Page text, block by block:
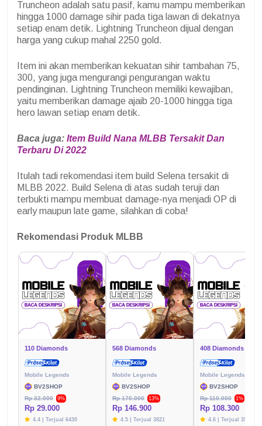
Truncheon adalah satu pasif, kamu mampu memberikan
hingga 1000 damage sihir pada tiga lawan di dekatnya
setiap enam detik. Lightning Truncheon dijual dengan
harga yang cukup mahal 2250 gold.
Item ini akan memberikan kekuatan sihir tambahan 75,
300, yang juga mengurangi pengurangan waktu
pendinginan. Lightning Truncheon memiliki kewajiban,
yaitu memberikan damage ajaib 20-1000 hingga tiga
hero lawan setiap enam detik.
Baca juga: Item Build Nana MLBB Tersakit Dan
Terbaru Di 2022
Itulah tadi rekomendasi item build Selena tersakit di
MLBB 2022. Build Selena di atas sudah teruji dan
terbukti mampu membuat damage-nya menjadi OP di
early maupun late game, silahkan di coba!
Rekomendasi Produk MLBB
110 Diamonds
Mobile Legends
BV2SHOP
Rp 32.000
9%
Rp 29.000
4.4 | Terjual 6430
568 Diamonds
Mobile Legends
BV2SHOP
Rp 170.000
13%
Rp 146.900
4.5 | Terjual 3821
408 Diamonds
Mobile Legends
BV2SHOP
Rp 110.000
1%
Rp 108.300
4.6 | Terjual 3576